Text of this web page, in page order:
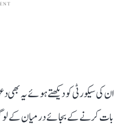
ان کی سیکورٹی کو دیکھتے ہوئے یہ
بات کرنے کے بجائے درمیان کے